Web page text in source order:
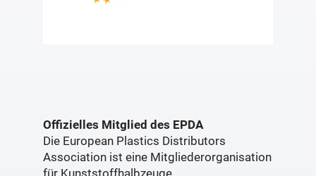
Offizielles Mitglied des EPDA
Die European Plastics Distributors
Association ist eine Mitgliederorganisation
für Kunststoffhalbzeuge.